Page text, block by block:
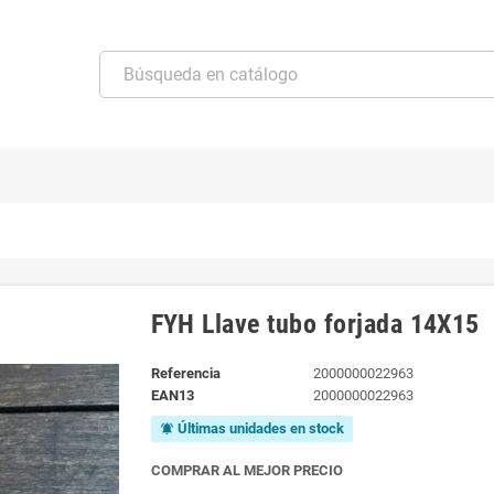
FYH Llave tubo forjada 14X15
Referencia
2000000022963
EAN13
2000000022963
notifications_active Últimas unidades en stock
COMPRAR AL MEJOR PRECIO